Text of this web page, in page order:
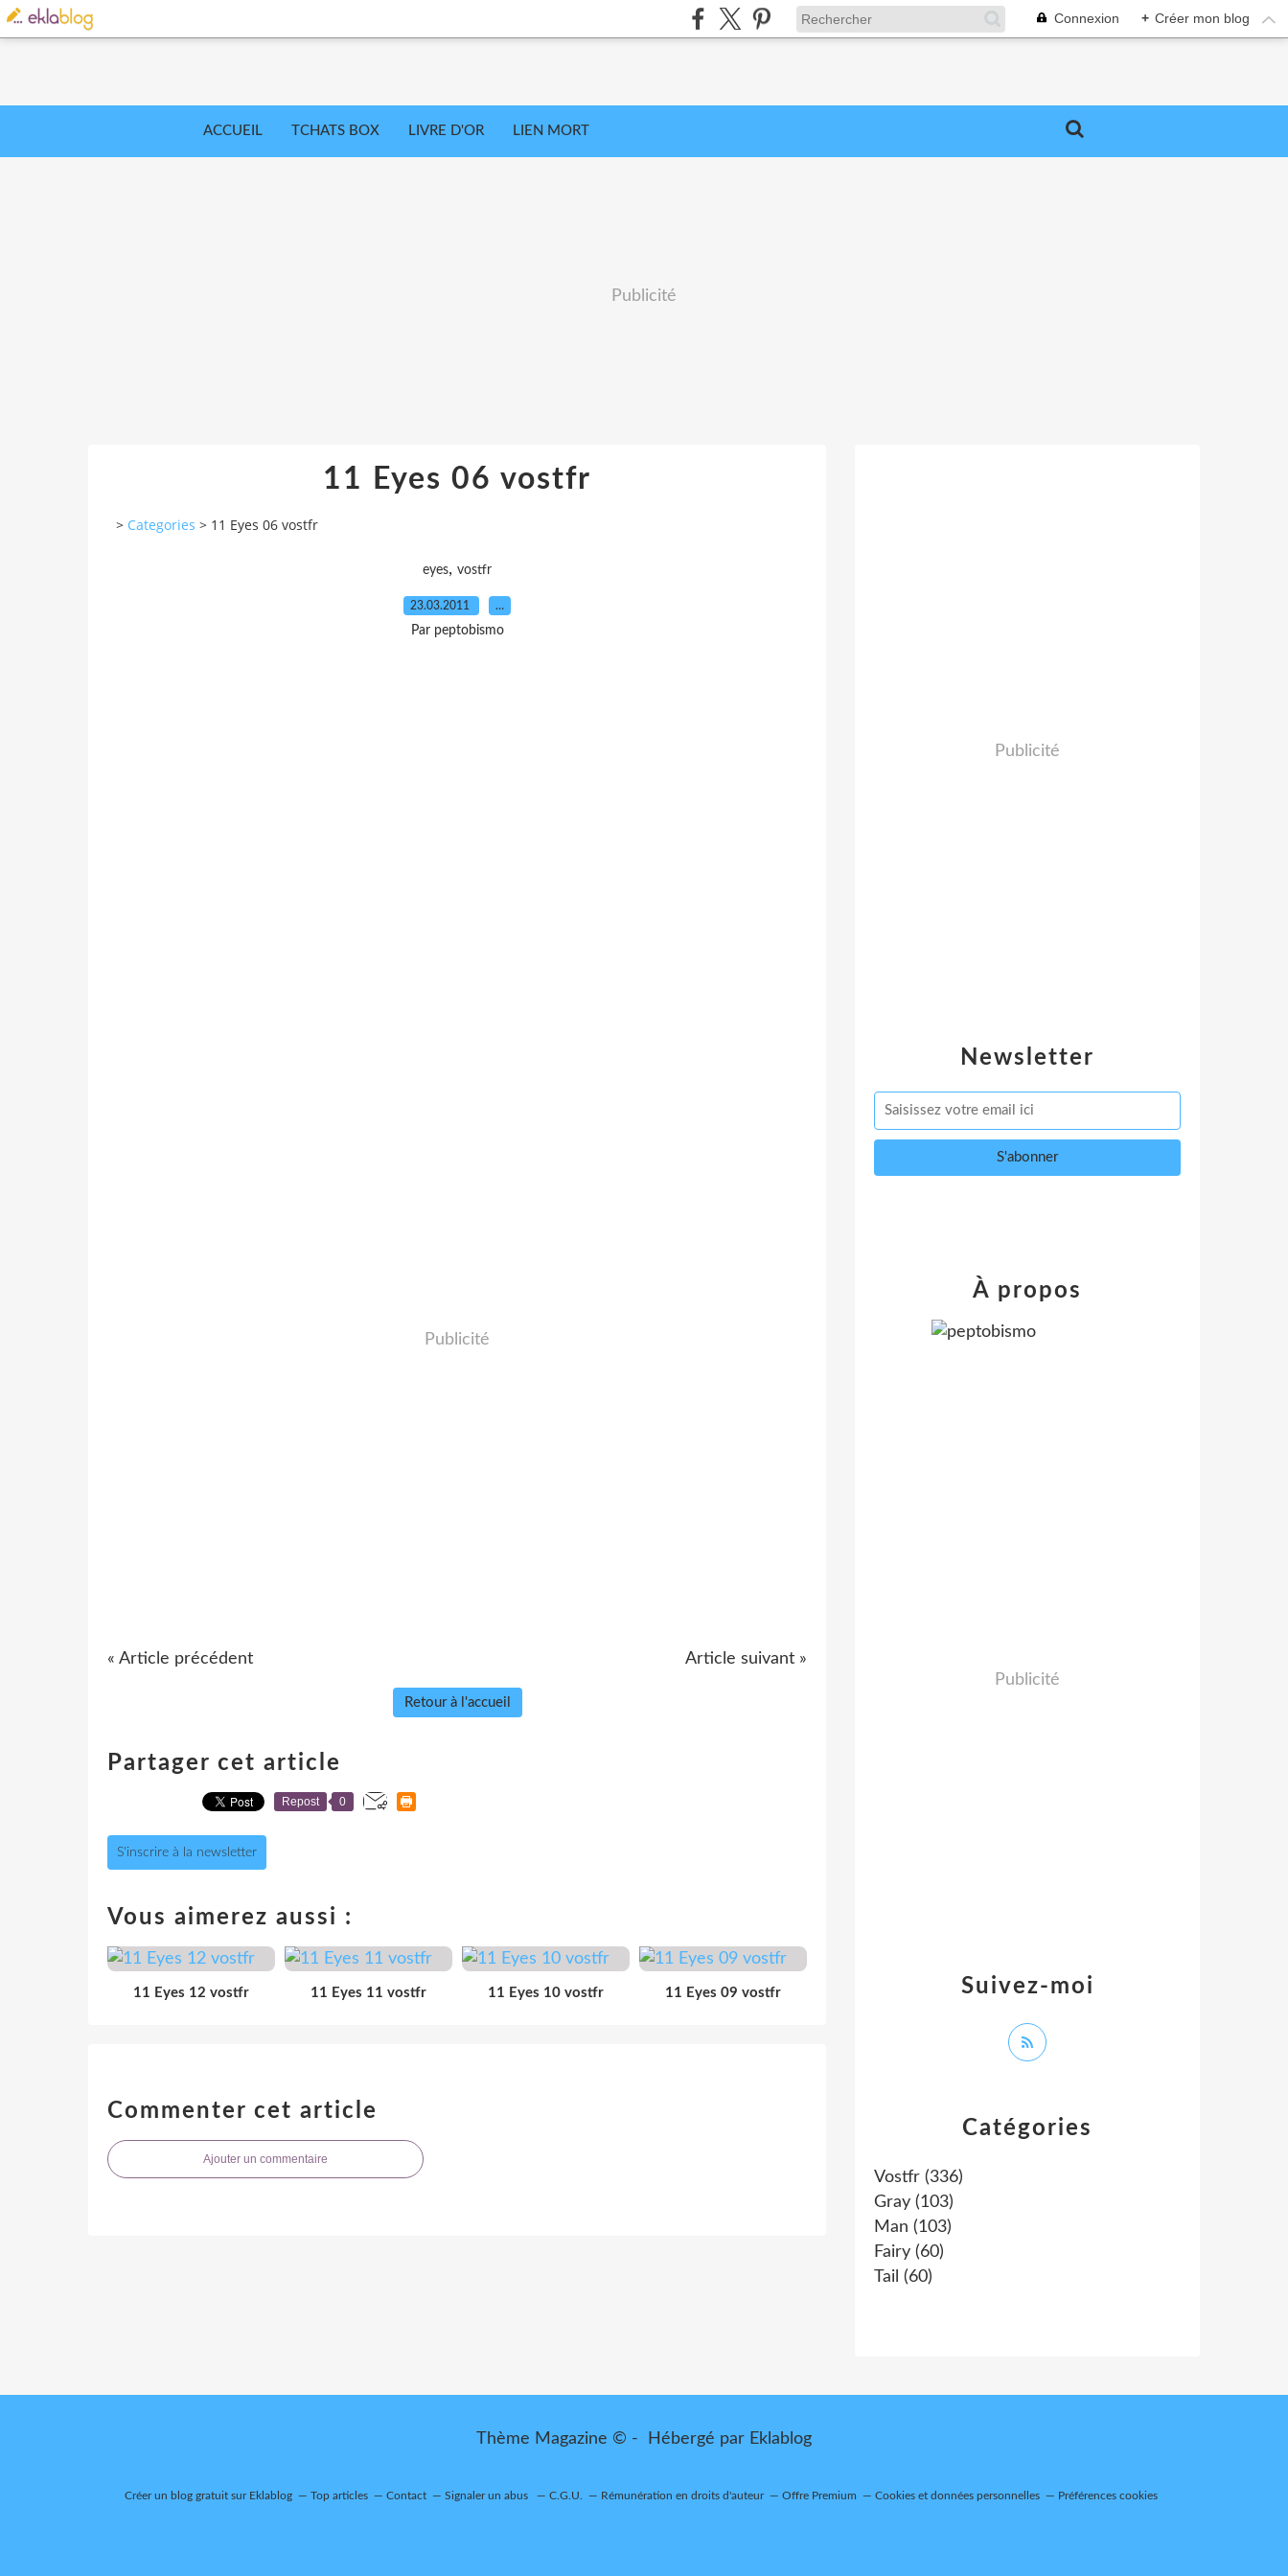
Connexion + Créer mon blog
ACCUEIL TCHATS BOX LIVRE D'OR LIEN MORT
Publicité
11 Eyes 06 vostfr
> Categories > 11 Eyes 06 vostfr
eyes, vostfr
23.03.2011 …
Par peptobismo
Publicité
« Article précédent Article suivant »
Retour à l'accueil
Partager cet article
Repost 0
S'inscrire à la newsletter
Vous aimerez aussi :
11 Eyes 12 vostfr 11 Eyes 11 vostfr 11 Eyes 10 vostfr 11 Eyes 09 vostfr
Commenter cet article
Ajouter un commentaire
Newsletter
Publicité
Catégories
Vostfr (336)
Gray (103)
Man (103)
Fairy (60)
Tail (60)
Suivez-moi
À propos
Publicité
Thème Magazine © - Hébergé par Eklablog
Créer un blog gratuit sur Eklablog Top articles Contact Signaler un abus C.G.U. Rémunération en droits d'auteur Offre Premium Cookies et données personnelles Préférences cookies